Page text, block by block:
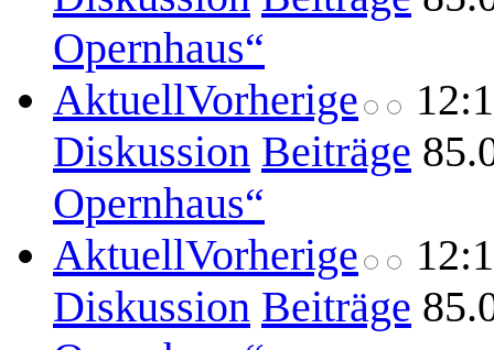
Opernhaus“
AktuellVorherige
Diskussion Beiträge
Opernhaus“
AktuellVorherige
Diskussion Beiträge